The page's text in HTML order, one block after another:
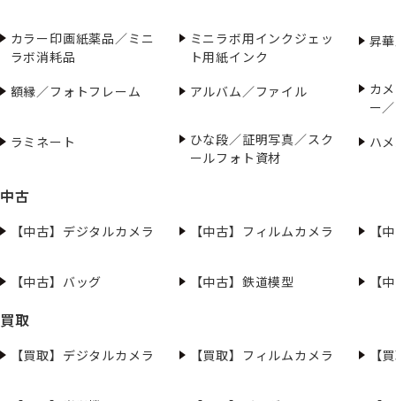
カラー印画紙薬品／ミニ
ラボ消耗品
ミニラボ用インクジェッ
ト用紙インク
昇
額縁／フォトフレーム アルバム／ファイル
カ
ー
ラミネート
ひな段／証明写真／スク
ールフォト資材
ハ
中古
【中古】デジタルカメラ 【中古】フィルムカメラ 【
【中古】バッグ 【中古】鉄道模型 【
買取
【買取】デジタルカメラ 【買取】フィルムカメラ 【